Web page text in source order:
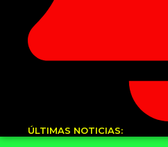
ÚLTIMAS NOTICIAS: